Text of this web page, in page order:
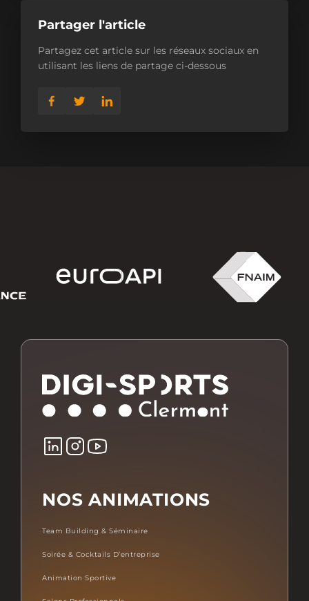
Partager l'article
Partagez cet article sur les réseaux sociaux en
utilisant les liens de partage ci-dessous
NOS ANIMATIONS
Team Building & Séminaire
Soirée & Cocktails D’entreprise
Animation Sportive